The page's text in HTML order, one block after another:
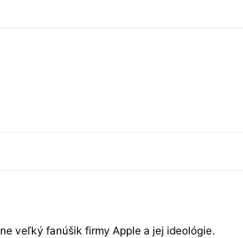
veľký fanúšik firmy Apple a jej ideológie.